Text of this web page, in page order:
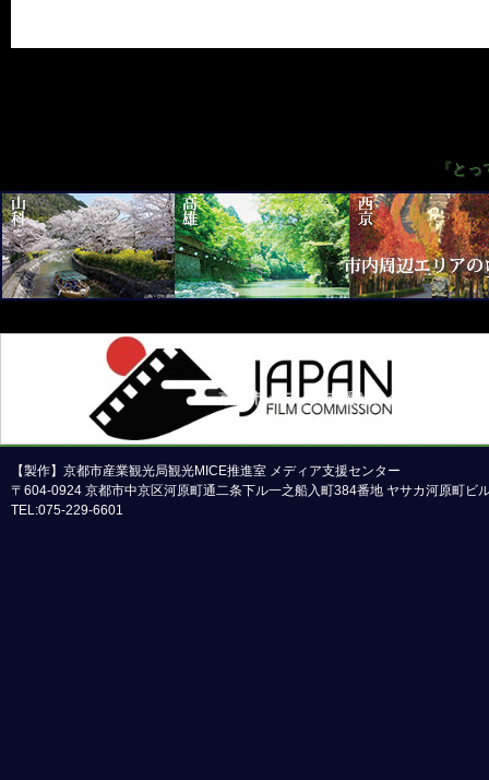
『と
京都市メディア支援センターについて
【製作】京都市産業観光局観光MICE推進室 メディア支援センター
〒604-0924 京都市中京区河原町通二条下ル一之船入町384番地 ヤサカ河原町ビ
TEL:075-229-6601